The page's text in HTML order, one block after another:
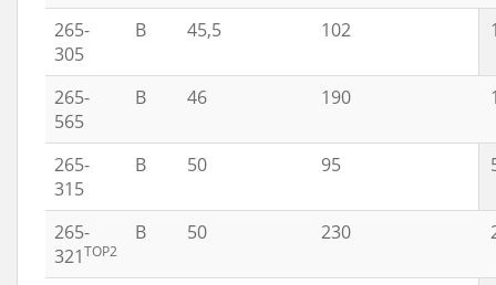
265-
305
B 45,5 102
265-
565
B 46 190
265-
315
B 50 95
265-
321TOP2
B 50 230